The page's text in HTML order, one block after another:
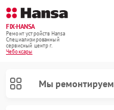
FIX-HANSA
Ремонт устройств Hansa
Специализированный
cервисный центр г.
Чебоксары
Мы ремонтируем